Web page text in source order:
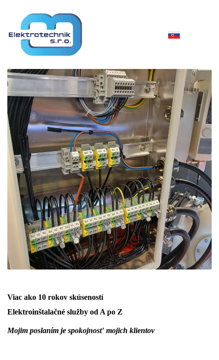
Viac ako 10 rokov skúseností
Elektroinštalačné služby od A po Z
Mojim poslaním je spokojnosť mojich klientov